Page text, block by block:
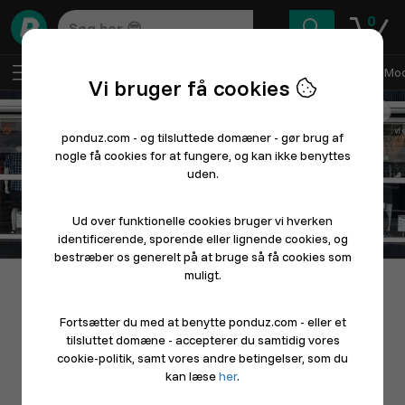
0
Vi bruger få cookies
ponduz.com - og tilsluttede domæner - gør brug af
nogle få cookies for at fungere, og kan ikke benyttes
uden.
Ud over funktionelle cookies bruger vi hverken
identificerende, sporende eller lignende cookies, og
bestræber os generelt på at bruge så få cookies som
muligt.
Fortsætter du med at benytte ponduz.com - eller et
tilsluttet domæne - accepterer du samtidig vores
cookie-politik, samt vores andre betingelser, som du
kan læseher.